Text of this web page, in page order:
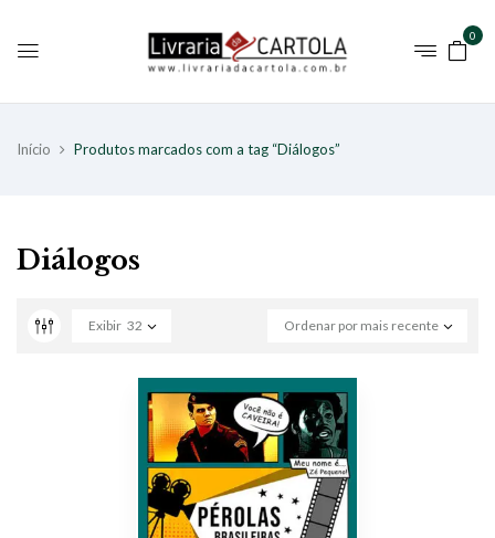
0
Início Produtos marcados com a tag “Diálogos”
Diálogos
Ordenar por mais recente
Exibir 32